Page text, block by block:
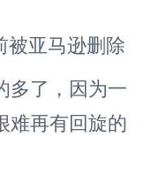
被亚马逊删除
多了，因为一
难再有回旋的